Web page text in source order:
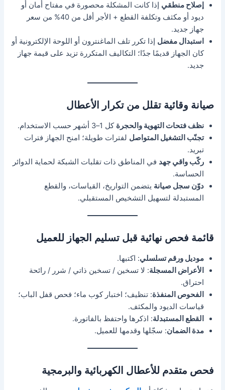
إصلاح منطقي إذا كانت المشكلة محصورة في مفتاح أمان أو
ديود أو مكثف وتكلفة القطع + الأجر أقل من 40% من سعر
جهاز جديد.
استبدال مفضل إذا تكرر تلف الماغنترون أو اللوحة الإلكترونية أو
كان الجهاز قديمًا جدًا؛ التكاليف المتكررة تزيد على قيمة جهاز
جديد.
صيانة وقائية تقلل من تكرار الأعطال
نظف فتحات التهوية والحجرة كل 1–3 أشهر حسب الاستخدام.
تجنّب التشغيل المتواصل لفترات طويلة؛ امنح الجهاز فترات
تبريد.
ركّب واقي جهد في المناطق ذات تقلبات الشبكة لحماية الدوائر
الحساسة.
دوّن سجل صيانة يتضمن التواريخ، القياسات، والقطع
المستبدلة لتسهيل التشخيص المستقبلي.
قائمة فحص نهائية قبل تسليم الجهاز للعميل
موديل ورقم تسلسلي: اكتبها.
الأعراض المسجلة: لا تسخين / تسخين ذاتي / شرر / رائحة
احتراق.
الفحوص المنفذة: تنظيف؛ اختبار كوب ماء؛ فحص قفل الباب؛
قياسات الديود والمكثف.
القطع المستبدلة: اذكرها واحتفظ بالفاتورة.
مدة الضمان: سجّلها وقدمها للعميل.
فحص متقدم للأعطال الكهربائية والبرمجية